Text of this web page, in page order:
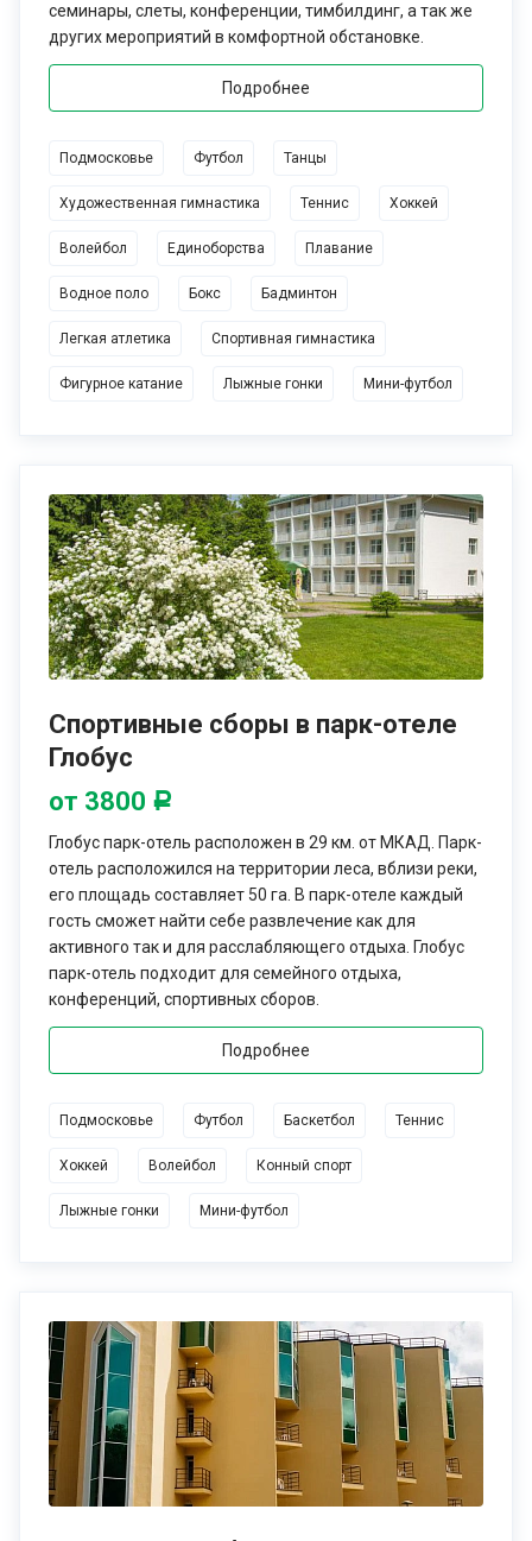
семинары, слеты, конференции, тимбилдинг, а так же
других мероприятий в комфортной обстановке.
Подробнее
Подмосковье Футбол Танцы
Художественная гимнастика Теннис Хоккей
Волейбол Единоборства Плавание
Водное поло Бокс Бадминтон
Легкая атлетика Cпортивная гимнастика
Фигурное катание Лыжные гонки Мини-футбол
Спортивные сборы в парк-отеле
Глобус
от 3800 Р
Глобус парк-отель расположен в 29 км. от МКАД. Парк-
отель расположился на территории леса, вблизи реки,
его площадь составляет 50 га. В парк-отеле каждый
гость сможет найти себе развлечение как для
активного так и для расслабляющего отдыха. Глобус
парк-отель подходит для семейного отдыха,
конференций, спортивных сборов.
Подробнее
Подмосковье Футбол Баскетбол Теннис
Хоккей Волейбол Конный спорт
Лыжные гонки Мини-футбол